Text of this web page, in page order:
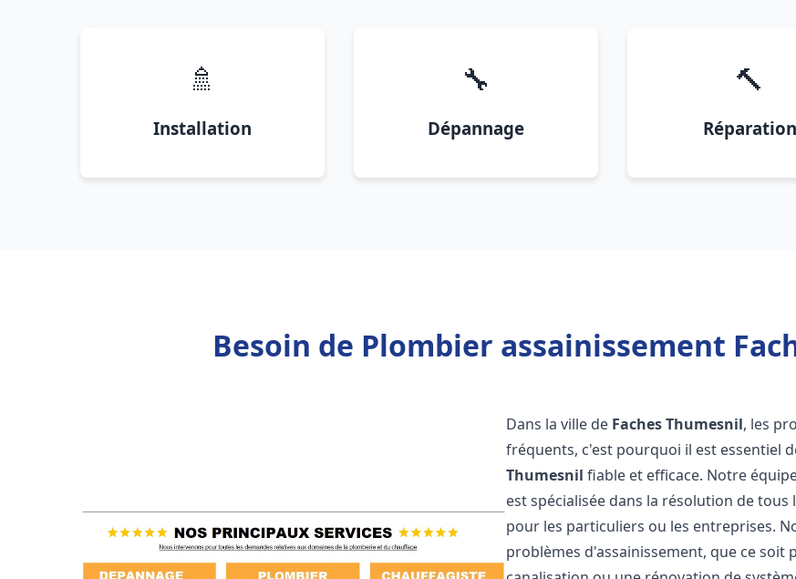
🚿
Installation
🔧
Dépannage
🔨
Réparation
Besoin de Plombier assainissement
Dans la ville de Faches Thumesnil, les
fréquents, c'est pourquoi il est essentiel
Thumesnil fiable et efficace. Notre
est spécialisée dans la résolution de
pour les particuliers ou les entreprises.
problèmes d'assainissement, que ce